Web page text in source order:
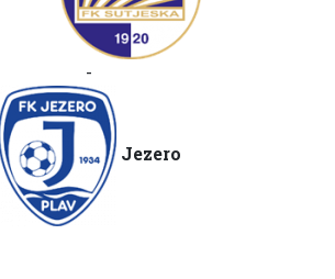
-
Jezero